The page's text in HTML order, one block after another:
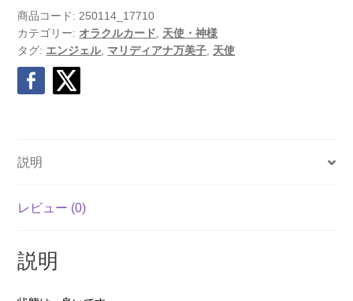
商品コード: 250114_17710
カテゴリー: オラクルカード
天使・神様
タグ: エンジェル, マリディアナ万美子 天使
説明
レビュー (0)
説明